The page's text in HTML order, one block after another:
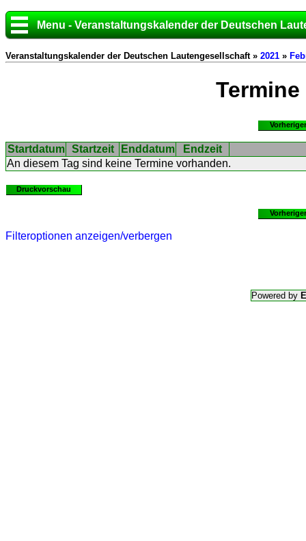
Menu - Veranstaltungskalender der Deutschen
Veranstaltungskalender der Deutschen Lautengesellschaft » 2021 »
Termine
Startdatum Startzeit Enddatum
Endzeit
An diesem Tag sind keine Termine vorhanden.
Druckvorschau
Filteroptionen anzeigen/verbergen
Powered by